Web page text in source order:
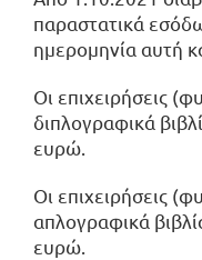
παραστατικά
ημερομηνία αυτή
Οι επιχειρήσεις
διπλογραφικά
ευρώ.
Οι επιχειρήσεις
απλογραφικά
ευρώ.